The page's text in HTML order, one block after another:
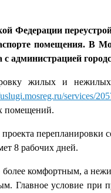
Федерации
помещения. В
администрацией
жилых и
services/
помещений.
8 рабочих дней.
комфортным, а
Главное условие при